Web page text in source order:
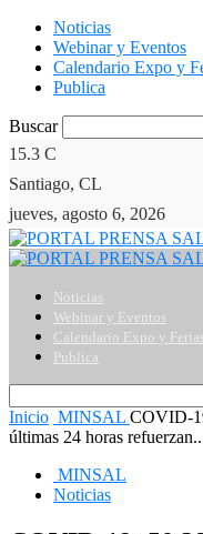
Noticias
Webinar y Eventos
Calendario Expo y
Publica
Buscar
15.3 C
Santiago, CL
jueves, agosto 6, 2026
Noticias
Webinar y Eventos
Calendario Expo y Ferias
Publica
Inicio MINSAL COVID-
últimas 24 horas
MINSAL
Noticias